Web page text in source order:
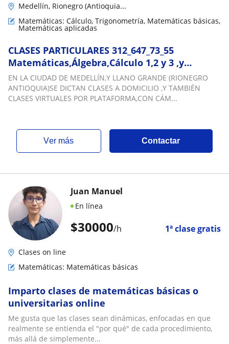
Medellín, Rionegro (Antioquia...
Matemáticas: Cálculo, Trigonometría, Matemáticas básicas,
Matemáticas aplicadas
CLASES PARTICULARES 312_647_73_55
Matemáticas,Álgebra,Cálculo 1,2 y 3 ,y
otras.En Medellín,Y LLano Grande (Rionegro
Antioquia) EAFIT, EIA,
UNAL,UDEA,UCO,UANDES,UJAVERIANA
EN LA CIUDAD DE MEDELLÍN,Y LLANO GRANDE (RIONEGRO
ANTIOQUIA)SE DICTAN CLASES A DOMICILIO ,Y TAMBIÉN
CLASES VIRTUALES POR PLATAFORMA,CON CÁM...
ver más Contactar
$30000/h 1ª clase gratis
Juan Manuel
En línea
Clases on line
Matemáticas: Matemáticas básicas
Imparto clases de matemáticas básicas o
universitarias online
Me gusta que las clases sean dinámicas, enfocadas en que
realmente se entienda el "por qué" de cada procedimiento,
más allá de simplemente...